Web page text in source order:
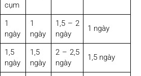
cụm
1
ngày
1
ngày
1,5 – 2
ngày
1 ngày
1,5
ngày
1,5
ngày
2 – 2,5
ngày
1,5 ngày